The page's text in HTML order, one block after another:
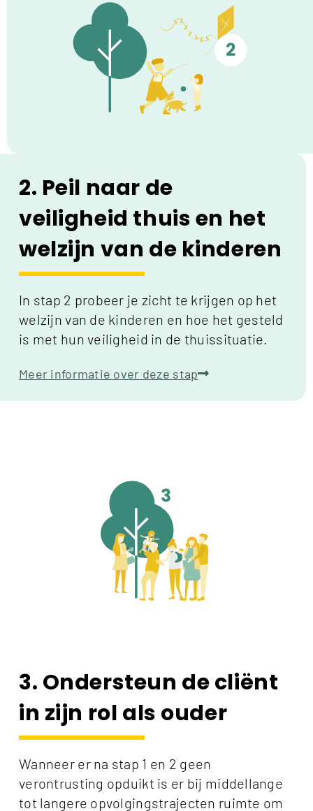
2. Peil naar de
veiligheid thuis en het
welzijn van de kinderen
In stap 2 probeer je zicht te krijgen op het
welzijn van de kinderen en hoe het gesteld
is met hun veiligheid in de thuissituatie.
Meer informatie over deze stap
3. Ondersteun de cliënt
in zijn rol als ouder
Wanneer er na stap 1 en 2 geen
verontrusting opduikt is er bij middellange
tot langere opvolgingstrajecten ruimte om